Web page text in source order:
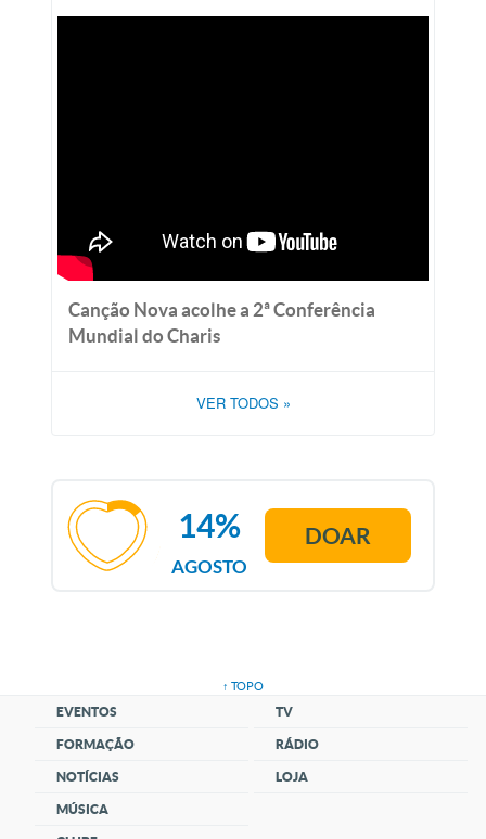
Canção Nova acolhe a 2ª Conferência
Mundial do Charis
VER TODOS »
AGOSTO
14% DOAR
↑ TOPO
EVENTOS
FORMAÇÃO
NOTÍCIAS
MÚSICA
TV
RÁDIO
LOJA